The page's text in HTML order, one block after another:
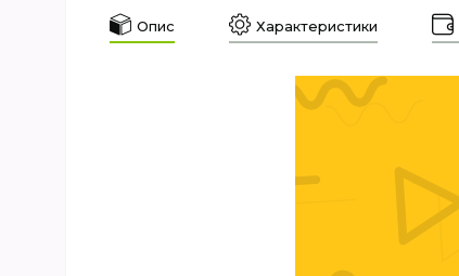
Опис Характеристики